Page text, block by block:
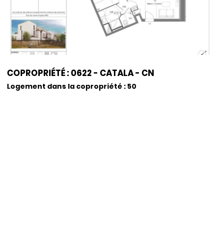
COPROPRIÉTÉ : 0622 - CATALA - CN
Logement dans la copropriété : 50